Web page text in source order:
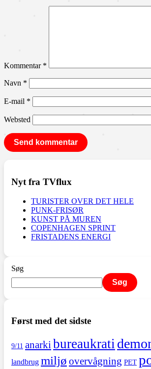
Kommentar *
Navn *
E-mail *
Websted
Nyt fra TVflux
TURISTER OVER DET HELE
PUNK-FRISØR
KUNST PÅ MUREN
COPENHAGEN SPRINT
FRISTADENS ENERGI
Søg
Søg
Først med det sidste
9/11 anarki bureaukrati
landbrug miljø overvågning PET